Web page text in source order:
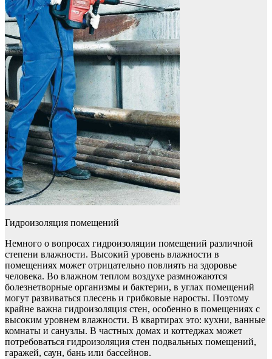
Гидроизоляция помещений
Немного о вопросах гидроизоляции помещений различной
степени влажности. Высокий уровень влажности в
помещениях может отрицательно повлиять на здоровье
человека. Во влажном теплом воздухе размножаются
болезнетворные организмы и бактерии, в углах помещений
могут развиваться плесень и грибковые наросты. Поэтому
крайне важна гидроизоляция стен, особенно в помещениях с
высоким уровнем влажности. В квартирах это: кухни, ванные
комнаты и санузлы. В частных домах и коттеджах может
потребоваться гидроизоляция стен подвальных помещений,
гаражей, саун, бань или бассейнов.